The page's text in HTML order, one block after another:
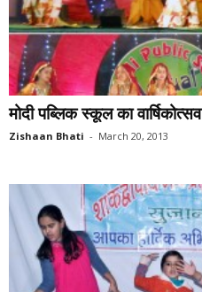
मोदी पब्लिक स्कूल का वार्षिकोत्सव
Zishaan Bhati - March 20, 2013